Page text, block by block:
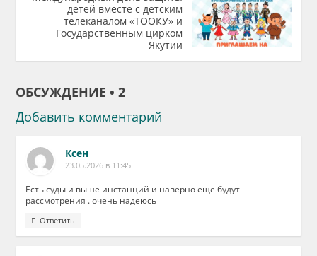
детей вместе с детским
телеканалом «ТООКУ» и
Государственным цирком
Якутии
ОБСУЖДЕНИЕ • 2
Добавить комментарий
Ксен
23.05.2026 в 11:45
Есть суды и выше инстанций и наверно ещё будут
рассмотрения . очень надеюсь
Ответить